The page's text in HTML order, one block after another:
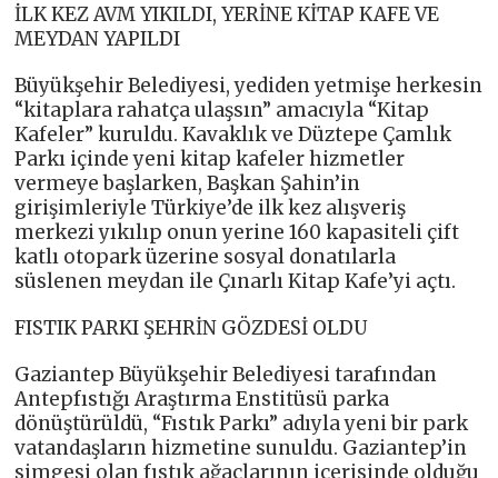
İLK KEZ AVM YIKILDI, YERİNE KİTAP KAFE VE
MEYDAN YAPILDI
Büyükşehir Belediyesi, yediden yetmişe herkesin
“kitaplara rahatça ulaşsın” amacıyla “Kitap
Kafeler” kuruldu. Kavaklık ve Düztepe Çamlık
Parkı içinde yeni kitap kafeler hizmetler
vermeye başlarken, Başkan Şahin’in
girişimleriyle Türkiye’de ilk kez alışveriş
merkezi yıkılıp onun yerine 160 kapasiteli çift
katlı otopark üzerine sosyal donatılarla
süslenen meydan ile Çınarlı Kitap Kafe’yi açtı.
FISTIK PARKI ŞEHRİN GÖZDESİ OLDU
Gaziantep Büyükşehir Belediyesi tarafından
Antepfıstığı Araştırma Enstitüsü parka
dönüştürüldü, “Fıstık Parkı” adıyla yeni bir park
vatandaşların hizmetine sunuldu. Gaziantep’in
simgesi olan fıstık ağaçlarının içerisinde olduğu